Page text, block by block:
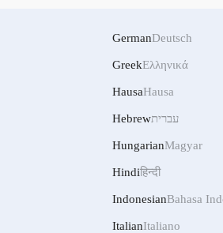
GermanDeutsch
GreekΕλληνικά
HausaHausa
Hebrewעברית
HungarianMagyar
Hindiहिन्दी
IndonesianBahasa
ItalianItaliano